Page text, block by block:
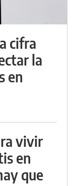
cifra
la
en
vivir
en
que